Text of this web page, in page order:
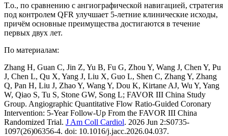
Т.о., по сравнению с ангиографической навигацией, стратегия
под контролем QFR улучшает 5-летние клинические исходы,
причём основные преимущества достигаются в течение
первых двух лет.
По материалам:
Zhang H, Guan C, Jin Z, Yu B, Fu G, Zhou Y, Wang J, Chen Y, Pu
J, Chen L, Qu X, Yang J, Liu X, Guo L, Shen C, Zhang Y, Zhang
Q, Pan H, Liu J, Zhao Y, Wang Y, Dou K, Kirtane AJ, Wu Y, Yang
W, Qiao S, Tu S, Stone GW, Song L; FAVOR III China Study
Group. Angiographic Quantitative Flow Ratio-Guided Coronary
Intervention: 5-Year Follow-Up From the FAVOR III China
Randomized Trial. J Am Coll Cardiol. 2026 Jun 2:S0735-
1097(26)06356-4. doi: 10.1016/j.jacc.2026.04.037.